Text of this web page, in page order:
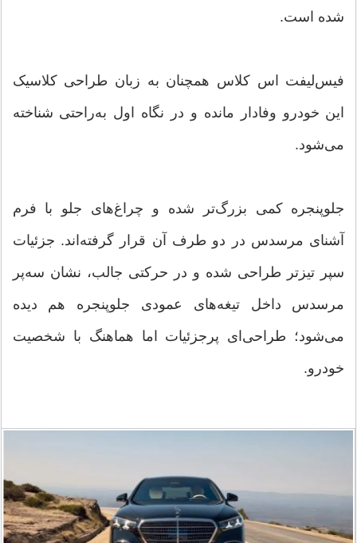
شده است.
فیس‌لیفت اس کلاس همچنان به زبان طراحی کلاسیک
این خودرو وفادار مانده و در نگاه اول به‌راحتی شناخته
می‌شود.
جلوپنجره کمی بزرگ‌تر شده و چراغ‌های جلو با فرم
آشنای مرسدس در دو طرف آن قرار گرفته‌اند. جزئیات
سپر تیزتر طراحی شده و در حرکتی جالب، نشان سه‌پر
مرسدس داخل تیغه‌های عمودی جلوپنجره هم دیده
می‌شود؛ طراحی‌ای پرجزئیات اما هماهنگ با شخصیت
خودرو.